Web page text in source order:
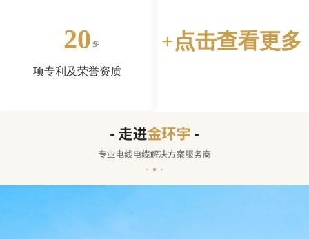
20
项专利及荣誉资质
+点击查看更多